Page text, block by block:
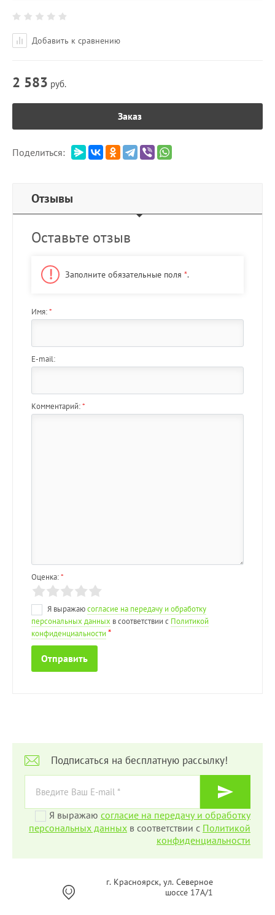
Добавить к сравнению
2 583 руб.
Заказ
Поделиться:
Отзывы
Оставьте отзыв
Заполните обязательные поля *.
Имя:*
E-mail:
Комментарий:*
Оценка:*
Я выражаюсогласие на передачу и обработку
персональных данных в соответствии с Политикой
конфиденциальности *
Подписаться на бесплатную рассылку!
Я выражаю согласие на передачу и обработку
персональных данных в соответствии с Политикой
конфиденциальности
г. Красноярск, ул. Северное
шоссе 17А/1